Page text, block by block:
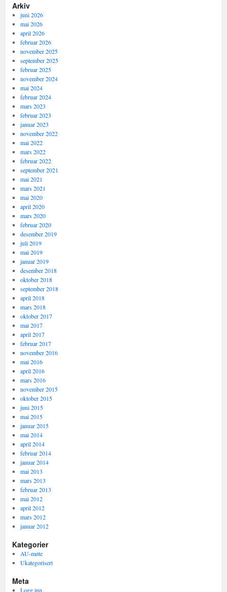
Arkiv
juni 2026
mai 2026
april 2026
februar 2026
november 2025
september 2025
februar 2025
november 2024
mai 2024
februar 2024
mars 2023
februar 2023
januar 2023
november 2022
mai 2022
mars 2022
februar 2022
september 2021
mai 2021
mars 2021
mai 2020
april 2020
mars 2020
februar 2020
desember 2019
juli 2019
mai 2019
januar 2019
desember 2018
oktober 2018
september 2018
april 2018
mars 2018
oktober 2017
mai 2017
april 2017
februar 2017
november 2016
mai 2016
april 2016
mars 2016
november 2015
oktober 2015
juni 2015
mai 2015
januar 2015
mai 2014
april 2014
februar 2014
januar 2014
mai 2013
mars 2013
februar 2013
mai 2012
april 2012
mars 2012
januar 2012
Kategorier
AU-møte
Ukategorisert
Meta
Logg inn